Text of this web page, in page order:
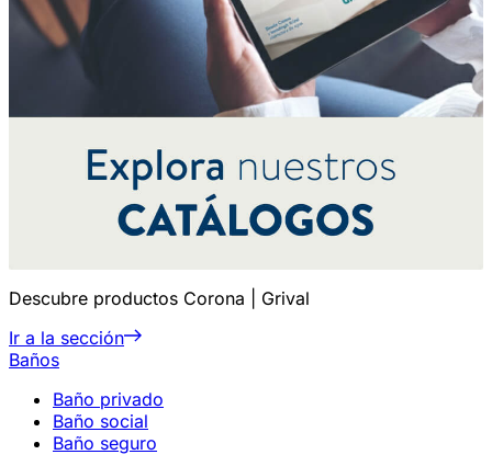
Descubre productos Corona | Grival
Ir a la sección
Baños
Baño privado
Baño social
Baño seguro